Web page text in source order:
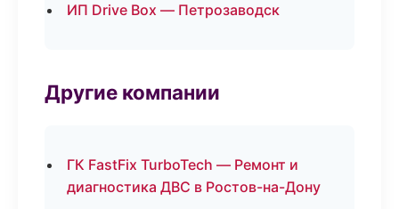
ИП Drive Box — Петрозаводск
Другие компании
ГК FastFix TurboTech — Ремонт и
диагностика ДВС в Ростов-на-Дону